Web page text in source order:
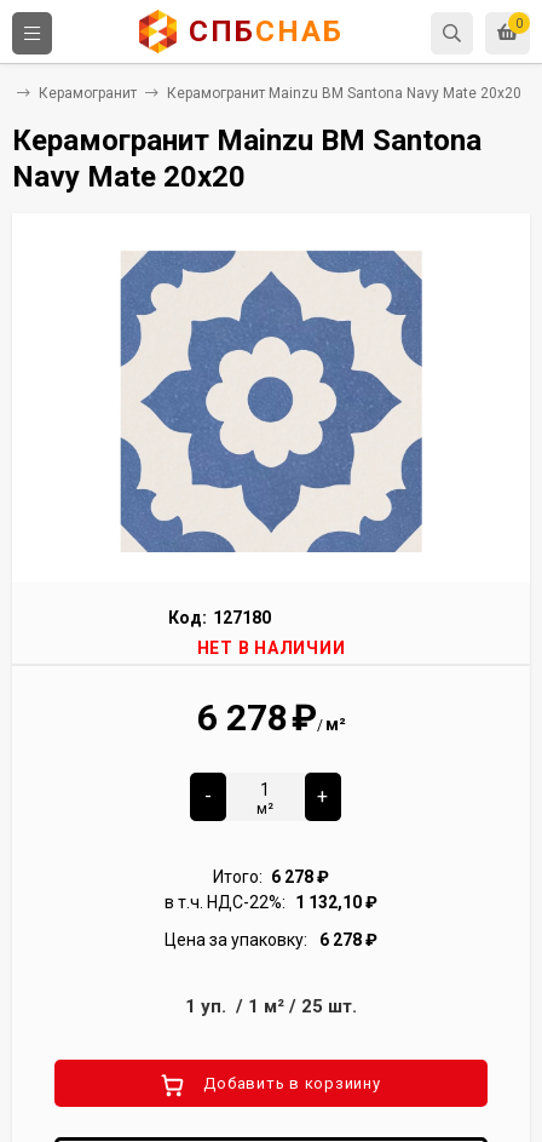
0
СПБСНАБ
Керамогранит Керамогранит Mainzu BM Santona Navy Mate 20x20
Керамогранит Mainzu BM Santona
Navy Mate 20x20
Код: 127180
НЕТ В НАЛИЧИИ
6 278₽/ м²
-
м²
+
Итого: 6 278₽
в т.ч. НДС-22%:
1 132,10₽
Цена за упаковку:
6 278₽
1 уп. / 1 м² / 25 шт.
Добавить в корзиину